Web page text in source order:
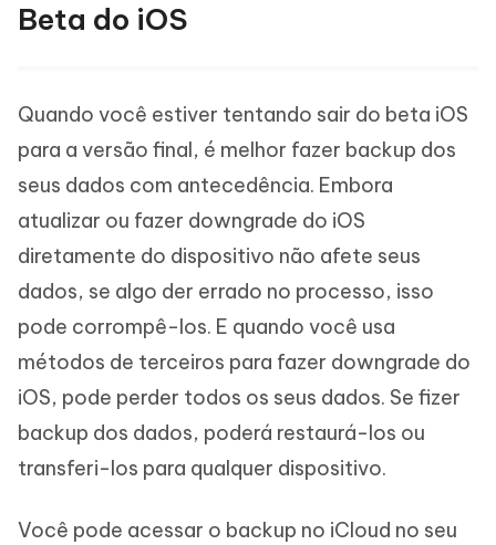
Beta do iOS
Quando você estiver tentando sair do beta iOS
para a versão final, é melhor fazer backup dos
seus dados com antecedência. Embora
atualizar ou fazer downgrade do iOS
diretamente do dispositivo não afete seus
dados, se algo der errado no processo, isso
pode corrompê-los. E quando você usa
métodos de terceiros para fazer downgrade do
iOS, pode perder todos os seus dados. Se fizer
backup dos dados, poderá restaurá-los ou
transferi-los para qualquer dispositivo.
Você pode acessar o backup no iCloud no seu